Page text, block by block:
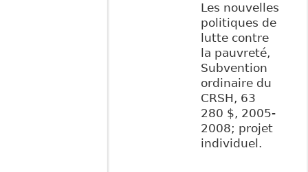
Les nouvelles
politiques de
lutte contre
la pauvreté,
Subvention
ordinaire du
CRSH, 63
280 $, 2005-
2008; projet
individuel.